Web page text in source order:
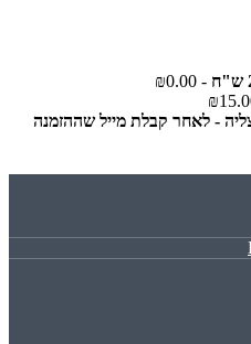
- ₪0.00
עצמי ( החושלים 3 הרצליה - לאחר קבלת מייל שההזמנה